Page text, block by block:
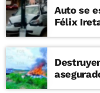
saber si
que te
no.
o más,
IRyA del
Auto se
Félix